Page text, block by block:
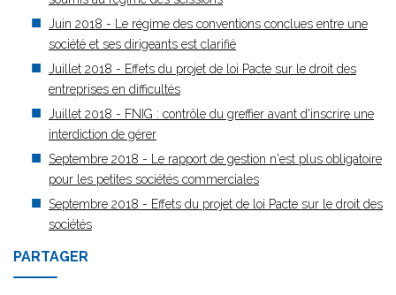
Juin 2018 - Le régime des conventions conclues entre une
société et ses dirigeants est clarifié
Juillet 2018 - Effets du projet de loi Pacte sur le droit des
entreprises en difficultés
Juillet 2018 - FNIG : contrôle du greffier avant d'inscrire une
interdiction de gérer
Septembre 2018 - Le rapport de gestion n'est plus obligatoire
pour les petites sociétés commerciales
Septembre 2018 - Effets du projet de loi Pacte sur le droit des
sociétés
PARTAGER